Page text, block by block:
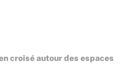
croisé autour des espaces